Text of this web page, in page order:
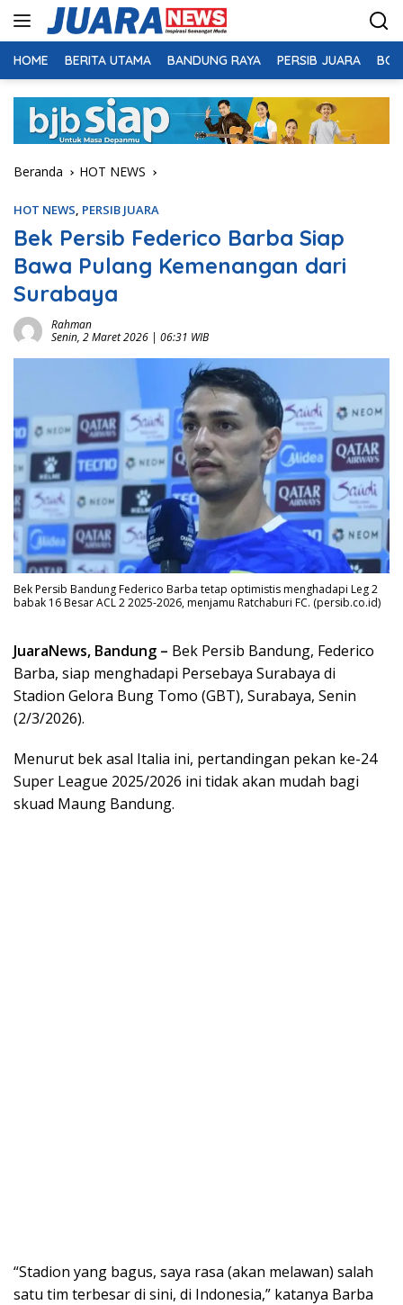
HOME BERITA UTAMA BANDUNG RAYA PERSIB JUARA
Beranda HOT NEWS
HOT NEWS, PERSIB JUARA
Bek Persib Federico Barba Siap
Bawa Pulang Kemenangan dari
Surabaya
Rahman
Senin, 2 Maret 2026 | 06:31 WIB
Bek Persib Bandung Federico Barba tetap optimistis menghadapi Leg 2
babak 16 Besar ACL 2 2025-2026, menjamu Ratchaburi FC. (persib.co.id)
JuaraNews, Bandung – Bek Persib Bandung, Federico
Barba, siap menghadapi Persebaya Surabaya di
Stadion Gelora Bung Tomo (GBT), Surabaya, Senin
(2/3/2026).
Menurut bek asal Italia ini, pertandingan pekan ke-24
Super League 2025/2026 ini tidak akan mudah bagi
skuad Maung Bandung.
“Stadion yang bagus, saya rasa (akan melawan) salah
satu tim terbesar di sini, di Indonesia,” katanya Barba